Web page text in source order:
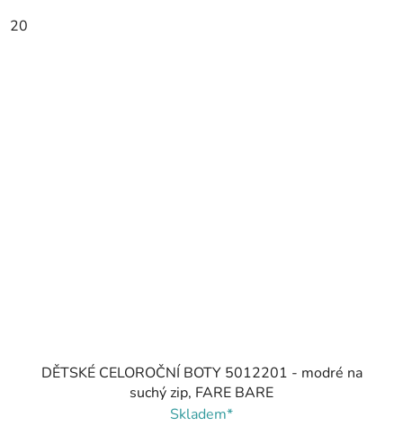
20
DĚTSKÉ CELOROČNÍ BOTY 5012201 - modré na
suchý zip, FARE BARE
Skladem*